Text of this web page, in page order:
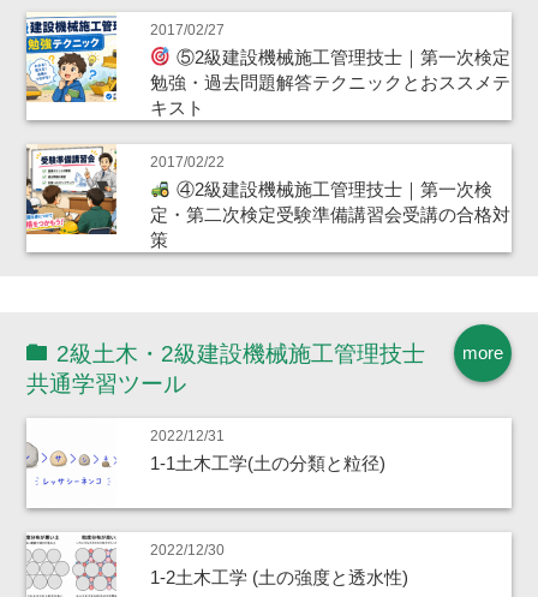
2017/02/27
⑤2級建設機械施工管理技士｜第一次検定
勉強・過去問題解答テクニックとおススメテ
キスト
2017/02/22
④2級建設機械施工管理技士｜第一次検
定・第二次検定受験準備講習会受講の合格対
策
more
2級土木・2級建設機械施工管理技士
共通学習ツール
2022/12/31
1-1土木工学(土の分類と粒径)
2022/12/30
1-2土木工学 (土の強度と透水性)